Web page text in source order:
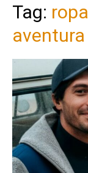
Tag:
aventura